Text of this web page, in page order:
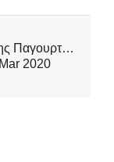
Άρης Παγουρτζής
2020